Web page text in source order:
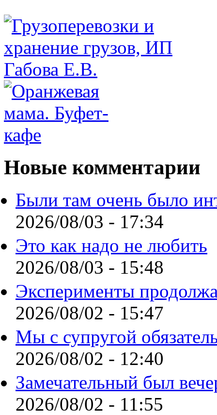
Новые комментарии
Были там очень было
2026/08/03 - 17:34
Это как надо не любить
2026/08/03 - 15:48
Эксперименты
2026/08/02 - 15:47
Мы с супругой
2026/08/02 - 12:40
Замечательный был
2026/08/02 - 11:55